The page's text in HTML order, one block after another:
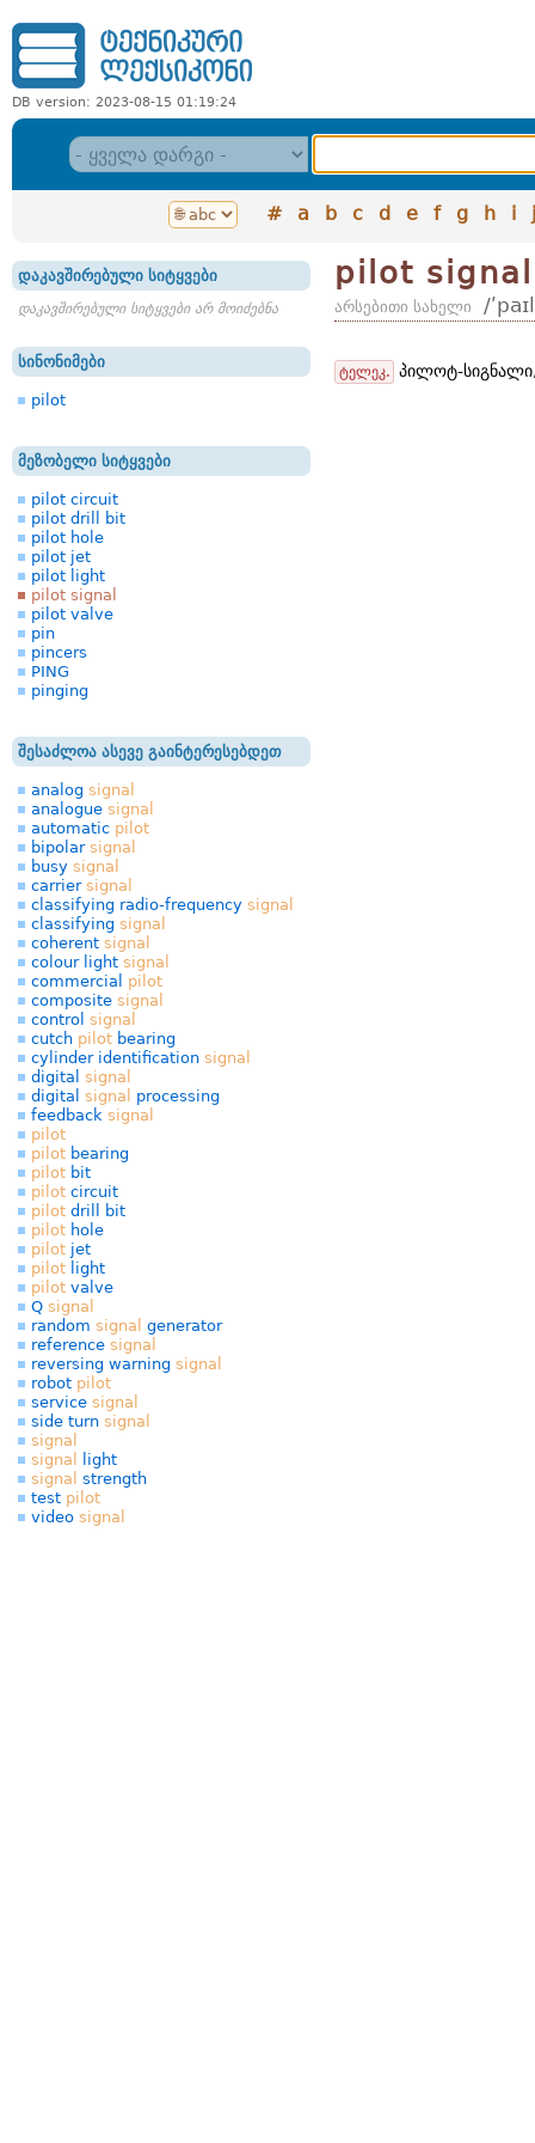
DB version: 2023-08-15 01:19:24
# a b c d e f g h i j
დაკავშირებული სიტყვები
დაკავშირებული სიტყვები არ მოიძებნა
სინონიმები
pilot
მეზობელი სიტყვები
pilot circuit
pilot drill bit
pilot hole
pilot jet
pilot light
pilot signal
pilot valve
pin
pincers
PING
pinging
შესაძლოა ასევე გაინტერესებდეთ
analog signal
analogue signal
automatic pilot
bipolar signal
busy signal
carrier signal
classifying radio-frequency signal
classifying signal
coherent signal
colour light signal
commercial pilot
composite signal
control signal
cutch pilot bearing
cylinder identification signal
digital signal
digital signal
processing
feedback signal
pilot
pilot bearing
pilot bit
pilot circuit
pilot drill bit
pilot hole
pilot jet
pilot light
pilot valve
Q signal
random signal generator
reference signal
reversing warning signal
robot pilot
service signal
side turn signal
signal
signal
light
signal strength
test pilot
video signal
pilot signal
არსებითი სახელი /
ტელეკ. პილოტ-